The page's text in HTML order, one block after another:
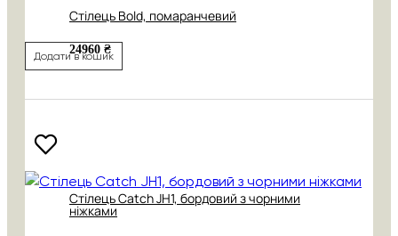
Стілець Bold, помаранчевий
24960 ₴
Додати в кошик
Стілець Catch JH1, бордовий з чорними
ніжками